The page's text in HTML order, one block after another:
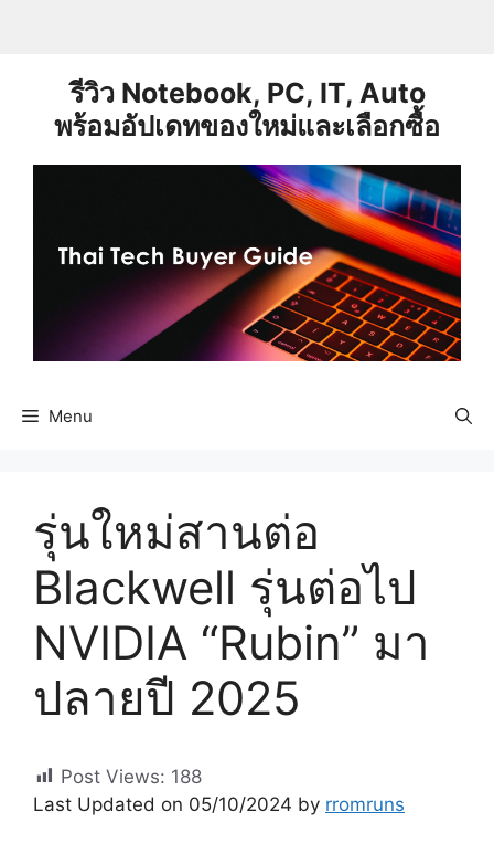
รีวิว Notebook, PC, IT, Auto
พร้อมอัปเดทของใหม่และเลือกซื้อ
Menu
รุ่นใหม่สานต่อ
Blackwell รุ่นต่อไป
NVIDIA “Rubin” มา
ปลายปี 2025
Post Views: 188
Last Updated on 05/10/2024 by rromruns